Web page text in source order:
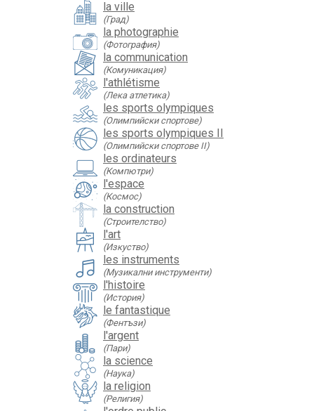
la ville
(Град)
la photographie
(Фотография)
la communication
(Комуникация)
l'athlétisme
(Лека атлетика)
les sports olympiques
(Олимпийски спортове)
les sports olympiques II
(Олимпийски спортове II)
les ordinateurs
(Компютри)
l'espace
(Космос)
la construction
(Строителство)
l'art
(Изкуство)
les instruments
(Музикални инструменти)
l'histoire
(История)
le fantastique
(Фентъзи)
l'argent
(Пари)
la science
(Наука)
la religion
(Религия)